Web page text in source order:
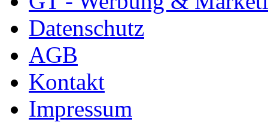
Datenschutz
AGB
Kontakt
Impressum